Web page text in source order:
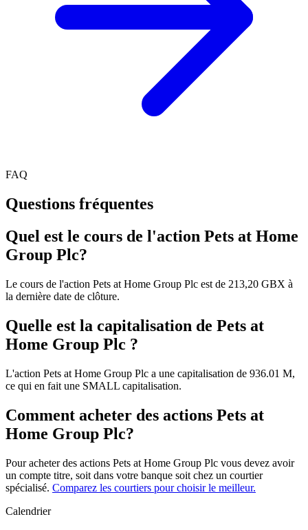
FAQ
Questions fréquentes
Quel est le cours de l'action Pets at Home
Group Plc?
Le cours de l'action Pets at Home Group Plc est de 213,20 GBX à
la dernière date de clôture.
Quelle est la capitalisation de Pets at
Home Group Plc ?
L'action Pets at Home Group Plc a une capitalisation de 936.01 M,
ce qui en fait une SMALL capitalisation.
Comment acheter des actions Pets at
Home Group Plc?
Pour acheter des actions Pets at Home Group Plc vous devez avoir
un compte titre, soit dans votre banque soit chez un courtier
spécialisé. Comparez les courtiers pour choisir le meilleur.
Calendrier